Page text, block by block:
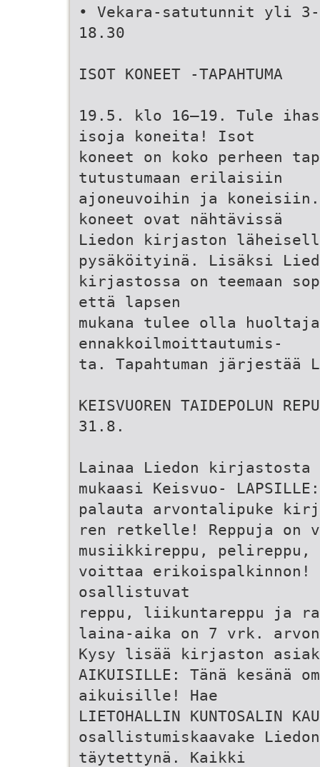
• Vekara-satutunnit yli
18.30
ISOT KONEET -TAPAHTUMA
19.5. klo 16–19. Tule
isoja koneita! Isot
koneet on koko perheen
tutustumaan erilaisiin
ajoneuvoihin ja
koneet ovat nähtävissä
Liedon kirjaston
pysäköityinä. Lisäksi
kirjastossa on teemaan
että lapsen
mukana tulee olla
ennakkoilmoittautumis-
ta. Tapahtuman järjestää
KEISVUOREN TAIDEPOLUN
31.8.
Lainaa Liedon
mukaasi Keisvuo-
palauta arvontalipuke
ren retkelle! Reppuja
musiikkireppu,
voittaa
osallistuvat
reppu, liikuntareppu ja
laina-aika on 7 vrk.
Kysy lisää kirjaston
AIKUISILLE: Tänä kesänä
aikuisille! Hae
LIETOHALLIN KUNTOSALIN
osallistumiskaavake
täytettynä. Kaikki